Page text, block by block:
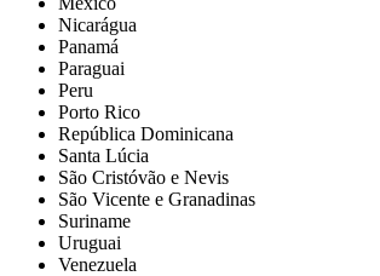
Nicarágua
Panamá
Paraguai
Peru
Porto Rico
República Dominicana
Santa Lúcia
São Cristóvão e Nevis
São Vicente e Granadinas
Suriname
Uruguai
Venezuela